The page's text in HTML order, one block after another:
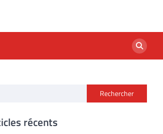
Rechercher
récents